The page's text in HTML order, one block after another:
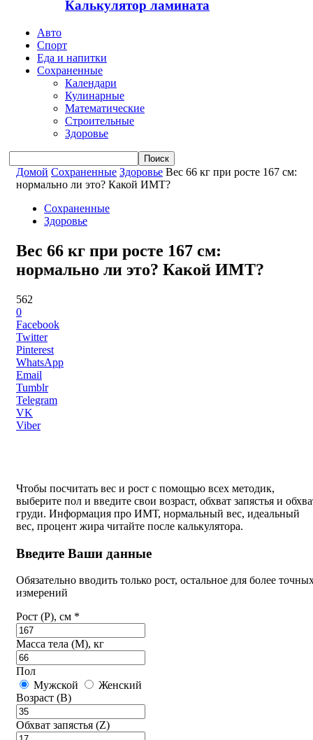
Калькулятор ламината
Авто
Спорт
Еда и напитки
Сохраненные
Календари
Кулинарные
Математические
Строительные
Здоровье
Домой Сохраненные Здоровье Вес 66 кг при росте 167 см:
нормально ли это? Какой ИМТ?
Сохраненные
Здоровье
Вес 66 кг при росте 167 см:
нормально ли это? Какой ИМТ?
562
0
Facebook
Twitter
Pinterest
WhatsApp
Email
Tumblr
Telegram
VK
Viber
Чтобы посчитать вес и рост с помощью всех методик,
выберите пол и введите свои возраст, обхват запястья и
груди. Информация про ИМТ, нормальный вес, идеальный
вес, процент жира читайте после калькулятора.
Введите Ваши данные
Обязательно вводить только рост, остальное для более
измерений
Рост (P), см *
Масса тела (M), кг
Пол
Мужской
Женский
Возраст (B)
Обхват запястья (Z)